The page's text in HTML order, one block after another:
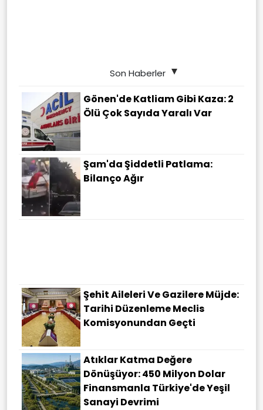
Son Haberler
Gönen'de Katliam Gibi Kaza: 2
Ölü Çok Sayıda Yaralı Var
Şam'da Şiddetli Patlama:
Bilanço Ağır
Şehit Aileleri Ve Gazilere Müjde:
Tarihi Düzenleme Meclis
Komisyonundan Geçti
Atıklar Katma Değere
Dönüşüyor: 450 Milyon Dolar
Finansmanla Türkiye'de Yeşil
Sanayi Devrimi